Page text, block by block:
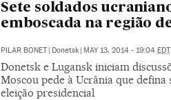
Sete soldados
emboscada na região
PILAR BONET | Donetsk | MAY 13, 2014 - 19:04 EDT
Donetsk e Lugansk iniciam
Moscou pede à Ucrânia que defina
eleição presidencial